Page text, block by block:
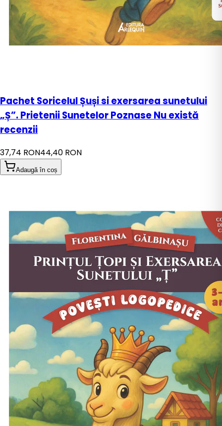
Pachet Soricelul Șuși si exersarea sunetului
„Ș”. Prietenii Sunetelor Poznase Nu există
recenzii
37,74 RON44,40 RON
Adaugă în coș